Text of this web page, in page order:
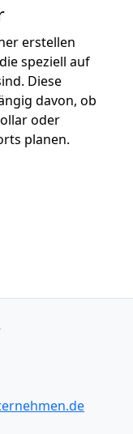
erstellen
speziell auf
Diese
davon, ob
oder
planen.